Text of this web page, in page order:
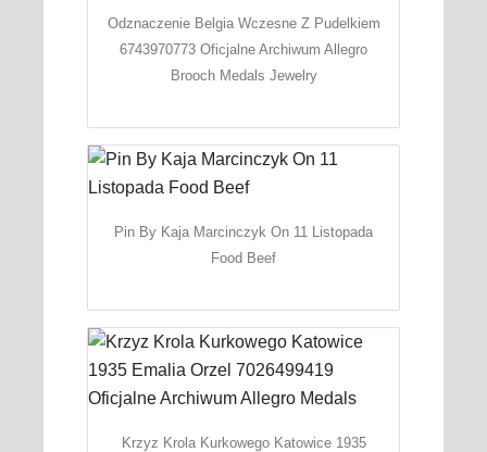
Odznaczenie Belgia Wczesne Z Pudelkiem
6743970773 Oficjalne Archiwum Allegro
Brooch Medals Jewelry
Pin By Kaja Marcinczyk On 11 Listopada
Food Beef
Krzyz Krola Kurkowego Katowice 1935